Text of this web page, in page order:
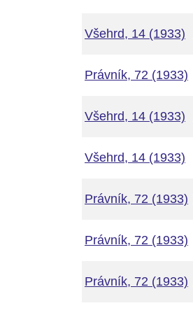
Všehrd, 14 (1933)
Právník, 72 (1933)
Všehrd, 14 (1933)
Všehrd, 14 (1933)
Právník, 72 (1933)
Právník, 72 (1933)
Právník, 72 (1933)